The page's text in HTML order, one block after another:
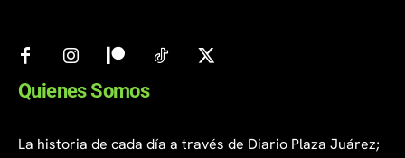
Quienes Somos
La historia de cada día a través de Diario Plaza Juárez;